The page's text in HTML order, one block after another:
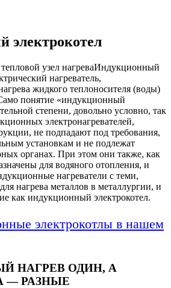
электрокотел
Индукционный
нагреватель,
жидкого теплоносителя (воды)
понятие «индукционный
степени, довольно условно, так
электронагревателей,
не подпадают под требования,
установкам и не подлежат
органах. При этом они также, как
для водяного отопления, и
нагреватели с теми,
нагрева металлов в металлургии, и
как индукционный электрокотел.
электрокотлы в нашем
НАГРЕВ ОДИН, А
— РАЗНЫЕ